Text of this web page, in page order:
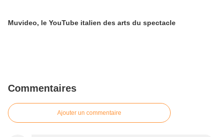
Muvideo, le YouTube italien des arts du spectacle
Commentaires
Ajouter un commentaire